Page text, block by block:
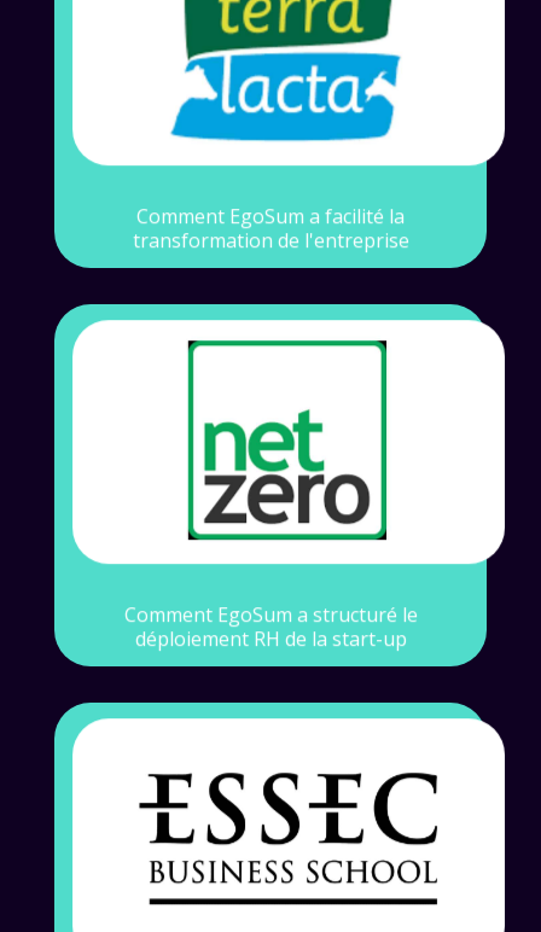
Comment EgoSum a facilité la
transformation de l'entreprise
Contexte
Révolution coopérative chez Terra Lacta
Voir l'étude de cas
Comment EgoSum a structuré le
déploiement RH de la start-up
Une croissance intense pour une start-up
révolutionnaire
Voir l'étude de cas
Contexte
Innovation dans l'accompagnement des
étudiants et alumni